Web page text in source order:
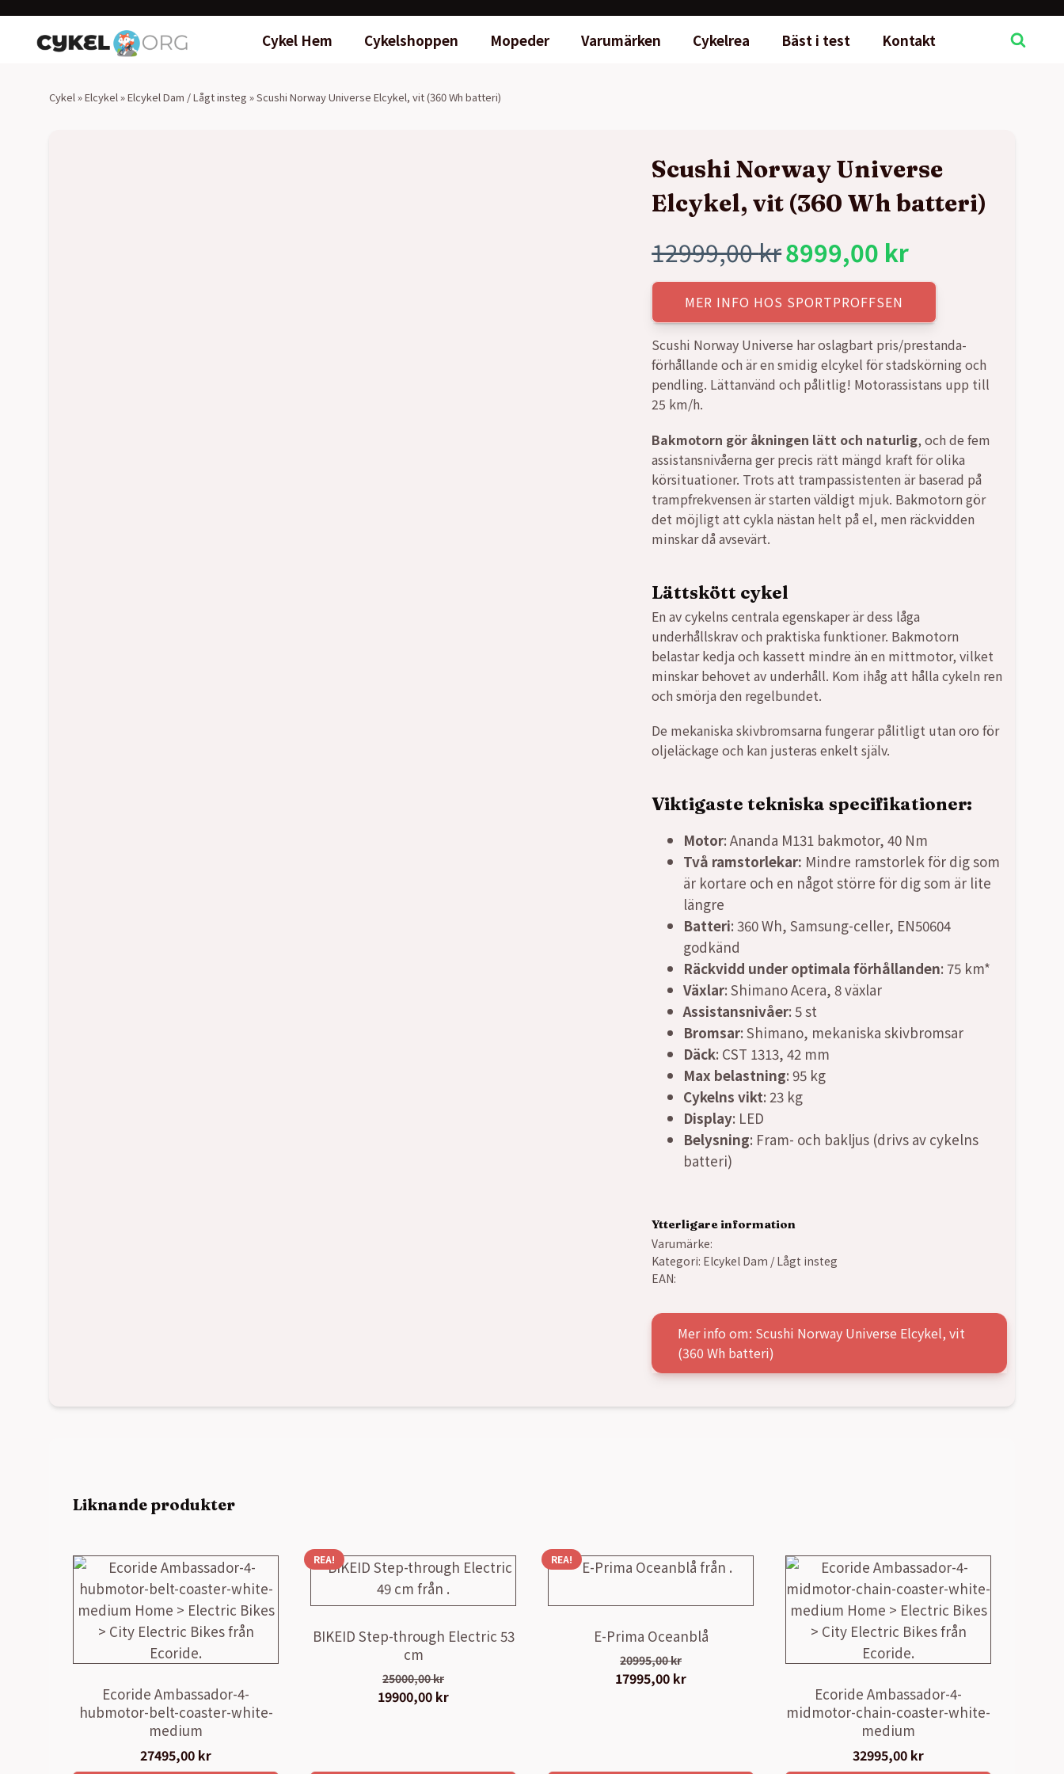
Cykel Hem Cykelshoppen Mopeder Varumärken Cykelrea Bäst i test Kontakt
Cykel »Elcykel »Elcykel Dam / Lågt insteg »Scushi Norway Universe Elcykel, vit (360 Wh batteri)
Scushi Norway Universe
Elcykel, vit (360 Wh batteri)
12999,00kr
Det
ursprungliga
priset
var:
12999,00 kr.
8999,00 kr
Det
nuvarande
priset
är:
8999,00 kr.
MER INFO HOS SPORTPROFFSEN
Scushi Norway Universe har oslagbart pris/prestanda-
förhållande och är en smidig elcykel för stadskörning och
pendling. Lättanvänd och pålitlig! Motorassistans upp till
25 km/h.
Bakmotorn gör åkningen lätt och naturlig, och de fem
assistansnivåerna ger precis rätt mängd kraft för olika
körsituationer. Trots att trampassistenten är baserad på
trampfrekvensen är starten väldigt mjuk. Bakmotorn gör
det möjligt att cykla nästan helt på el, men räckvidden
minskar då avsevärt.
Lättskött cykel
En av cykelns centrala egenskaper är dess låga
underhållskrav och praktiska funktioner. Bakmotorn
belastar kedja och kassett mindre än en mittmotor, vilket
minskar behovet av underhåll. Kom ihåg att hålla cykeln ren
och smörja den regelbundet.
De mekaniska skivbromsarna fungerar pålitligt utan oro för
oljeläckage och kan justeras enkelt själv.
Viktigaste tekniska specifikationer:
Motor: Ananda M131 bakmotor, 40 Nm
Två ramstorlekar: Mindre ramstorlek för dig som
är kortare och en något större för dig som är lite
längre
Batteri: 360 Wh, Samsung-celler, EN50604
godkänd
Räckvidd under optimala förhållanden: 75 km*
Växlar: Shimano Acera, 8 växlar
Assistansnivåer: 5 st
Bromsar: Shimano, mekaniska skivbromsar
Däck: CST 1313, 42 mm
Max belastning: 95 kg
Cykelns vikt: 23 kg
Display: LED
Belysning: Fram- och bakljus (drivs av cykelns
batteri)
Ytterligare information
Varumärke:
Kategori: Elcykel Dam / Lågt insteg
EAN:
Mer info om: Scushi Norway Universe Elcykel, vit
(360 Wh batteri)
Liknande produkter
Ecoride Ambassador-4-
hubmotor-belt-coaster-white-
medium
27495,00 kr
REA!
BIKEID Step-through Electric 53
cm
25000,00kr
Det
19900,00 kr
REA!
E-Prima Oceanblå
20995,00kr
Det
17995,00 kr
Ecoride Ambassador-4-
midmotor-chain-coaster-white-
medium
32995,00 kr